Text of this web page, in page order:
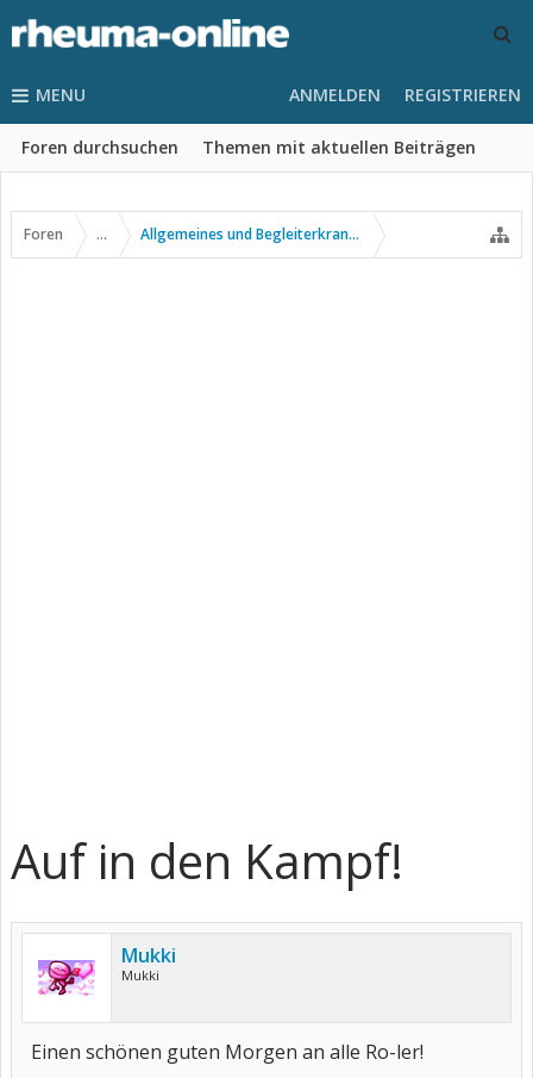
MENU
Foren durchsuchen Themen mit aktuellen Beiträgen
ANMELDEN REGISTRIEREN
Foren ... Allgemeines und Begleiterkrankungen
Auf in den Kampf!
Mukki
Mukki
Einen schönen guten Morgen an alle Ro-ler!